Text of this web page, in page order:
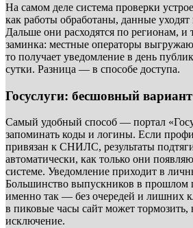
На самом деле система проверки
как работы обработаны, данные уходят
Дальше они расходятся по регионам, и
заминка: местные операторы
то получает уведомление в день
сутки. Разница — в способе доступа.
Госуслуги: бесшовный вариант
Самый удобный способ — портал
запоминать коды и логины. Если
привязан к СНИЛС, результаты
автоматически, как только они
системе. Уведомление приходит в
Большинство выпускников в прошлом
именно так — без очередей и лишних
в пиковые часы сайт может тормозить,
исключение.